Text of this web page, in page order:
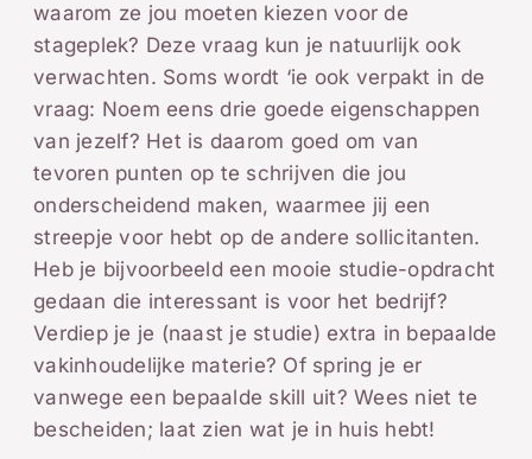
waarom ze jou moeten kiezen voor de
stageplek? Deze vraag kun je natuurlijk ook
verwachten. Soms wordt ‘ie ook verpakt in de
vraag: Noem eens drie goede eigenschappen
van jezelf? Het is daarom goed om van
tevoren punten op te schrijven die jou
onderscheidend maken, waarmee jij een
streepje voor hebt op de andere sollicitanten.
Heb je bijvoorbeeld een mooie studie-opdracht
gedaan die interessant is voor het bedrijf?
Verdiep je je (naast je studie) extra in bepaalde
vakinhoudelijke materie? Of spring je er
vanwege een bepaalde skill uit? Wees niet te
bescheiden; laat zien wat je in huis hebt!